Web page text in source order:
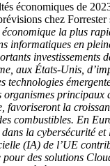
économiques de
chez Forrester
la plus
informatiques en
investissements
aux États-Unis,
technologies
organismes principaux
favoriseront la
combustibles. En
dans la cybersécurité
(IA) de l’UE
des solutions